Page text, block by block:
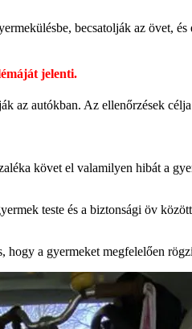
becsatolják az övet,
jelenti.
autókban. Az ellenőrzések
követ el valamilyen hibát a
teste és a biztonsági öv
hogy a gyermeket megfelelően